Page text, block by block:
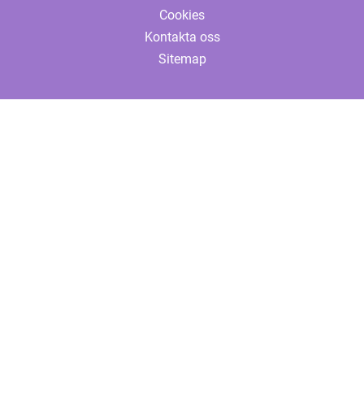
Cookies
Kontakta oss
Sitemap